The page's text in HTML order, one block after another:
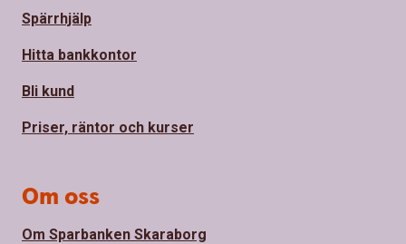
Spärrhjälp
Hitta bankkontor
Bli kund
Priser, räntor och kurser
Om oss
Om Sparbanken Skaraborg